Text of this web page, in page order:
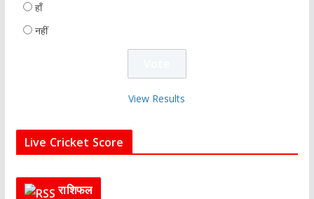
हाँ
नहीं
View Results
Live Cricket Score
राशिफल